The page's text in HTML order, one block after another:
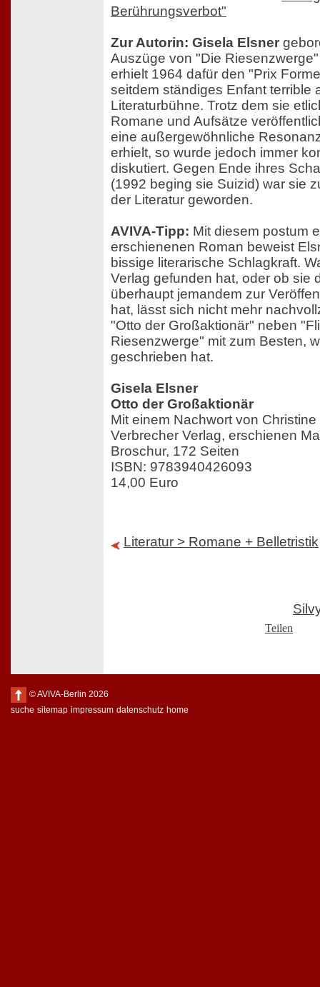
Berührungsverbot"
Zur Autorin: Gisela Elsner
Auszüge von "Die
erhielt 1964 dafür den "Prix
seitdem ständiges Enfant terrible
Literaturbühne. Trotz dem sie
Romane und Aufsätze
eine außergewöhnliche
erhielt, so wurde jedoch immer
diskutiert. Gegen Ende ihres
(1992 beging sie Suizid) war sie
der Literatur geworden.
AVIVA-Tipp: Mit diesem postum
erschienenen Roman beweist
bissige literarische Schlagkraft.
Verlag gefunden hat, oder ob sie
überhaupt jemandem zur
hat, lässt sich nicht mehr
"Otto der Großaktionär" neben
Riesenzwerge" mit zum Besten,
geschrieben hat.
Gisela Elsner
Otto der Großaktionär
Mit einem Nachwort von
Verbrecher Verlag, erschienen
Broschur, 172 Seiten
ISBN: 9783940426093
14,00 Euro
Literatur > Romane + Belletristik
Teilen
© AVIVA-Berlin 2026
suche sitemap impressum datenschutz home